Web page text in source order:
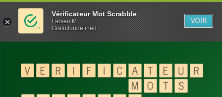
Vérificateur Mot Scrabble
Fabien M
Gratuitundefined
VOIR